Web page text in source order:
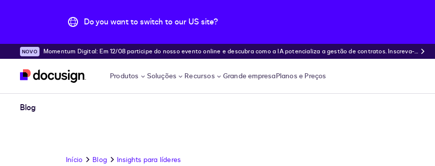
Do you want to switch to our US site?
Pular para o conteúdo principal
Momentum Digital: Em 12/08 participe do nosso evento online e descubra como a IA potencializa a gestão de contratos. Inscreva-s
e!
Produtos Soluções Recursos Grande empresaPlanos e Preços
Blog
Início Blog Insights para líderes